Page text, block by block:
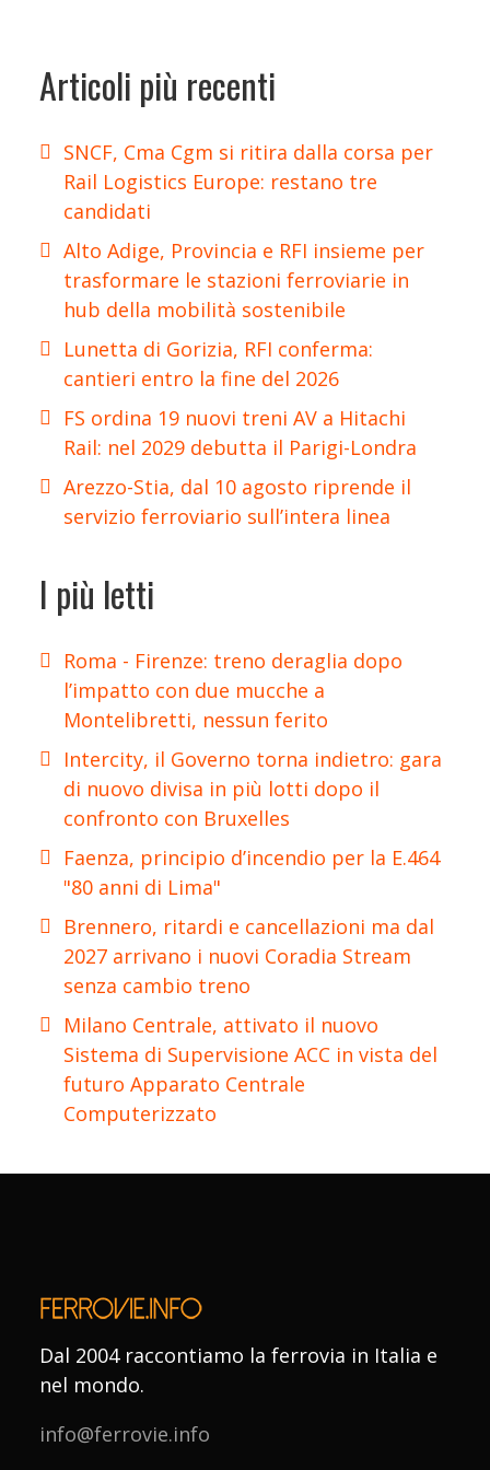
Articoli più recenti
SNCF, Cma Cgm si ritira dalla corsa per
Rail Logistics Europe: restano tre
candidati
Alto Adige, Provincia e RFI insieme per
trasformare le stazioni ferroviarie in
hub della mobilità sostenibile
Lunetta di Gorizia, RFI conferma:
cantieri entro la fine del 2026
FS ordina 19 nuovi treni AV a Hitachi
Rail: nel 2029 debutta il Parigi-Londra
Arezzo-Stia, dal 10 agosto riprende il
servizio ferroviario sull’intera linea
I più letti
Roma - Firenze: treno deraglia dopo
l’impatto con due mucche a
Montelibretti, nessun ferito
Intercity, il Governo torna indietro: gara
di nuovo divisa in più lotti dopo il
confronto con Bruxelles
Faenza, principio d’incendio per la E.464
"80 anni di Lima"
Brennero, ritardi e cancellazioni ma dal
2027 arrivano i nuovi Coradia Stream
senza cambio treno
Milano Centrale, attivato il nuovo
Sistema di Supervisione ACC in vista del
futuro Apparato Centrale
Computerizzato
Dal 2004 raccontiamo la ferrovia in Italia e
nel mondo.
info@ferrovie.info